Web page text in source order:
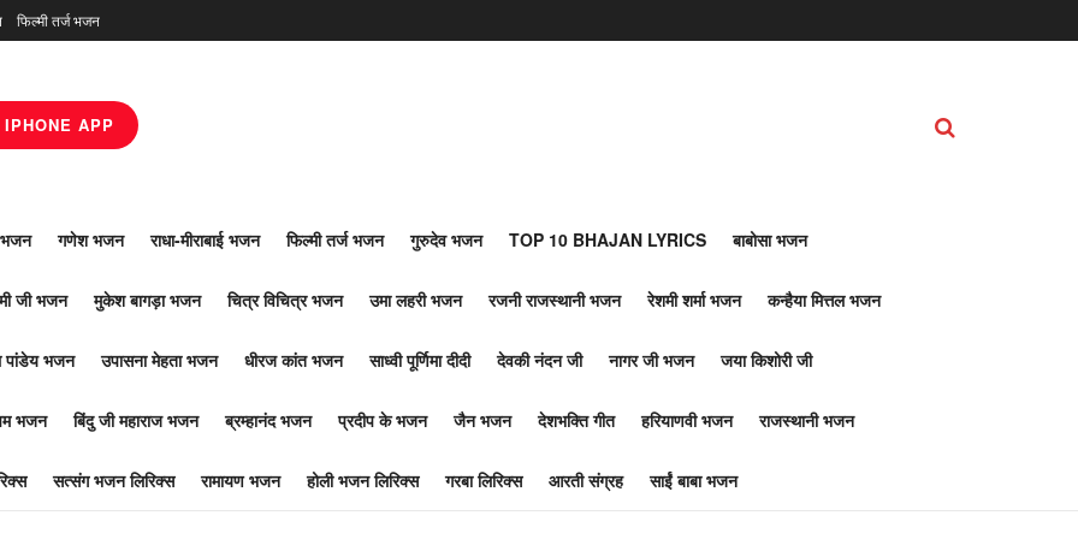
फिल्मी तर्ज भजन
IPHONE APP
भजन गणेश भजन राधा-मीराबाई भजन फिल्मी तर्ज भजन गुरुदेव भजन TOP 10 BHAJAN LYRICS बाबोसा भजन
जी भजन मुकेश बागड़ा भजन चित्र विचित्र भजन उमा लहरी भजन रजनी राजस्थानी भजन रेशमी शर्मा भजन कन्हैया मित्तल भजन
पांडेय भजन उपासना मेहता भजन धीरज कांत भजन साध्वी पूर्णिमा दीदी देवकी नंदन जी नागर जी भजन जया किशोरी जी
भजन बिंदु जी महाराज भजन ब्रम्हानंद भजन प्रदीप के भजन जैन भजन देशभक्ति गीत हरियाणवी भजन राजस्थानी भजन
सत्संग भजन लिरिक्स रामायण भजन होली भजन लिरिक्स गरबा लिरिक्स आरती संग्रह साईं बाबा भजन